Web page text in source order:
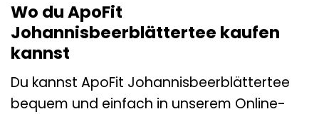
Wo du ApoFit
Johannisbeerblättertee kaufen
kannst
Du kannst ApoFit Johannisbeerblättertee
bequem und einfach in unserem Online-